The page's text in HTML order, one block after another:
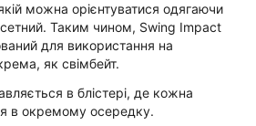
можна орієнтуватися одягаючи
Таким чином, Swing Impact
для використання на
як свімбейт.
в блістері, де кожна
в окремому осередку.